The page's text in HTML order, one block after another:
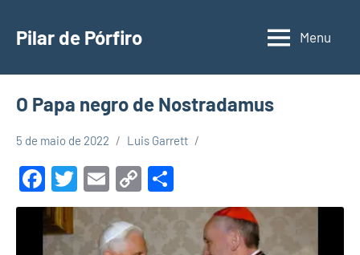
para
conteúdo
Pilar de Pórfiro Menu
O Papa negro de Nostradamus
5 de maio de 2022 Luis Garrett
Facebook
Twitter
Email
Copy
Link